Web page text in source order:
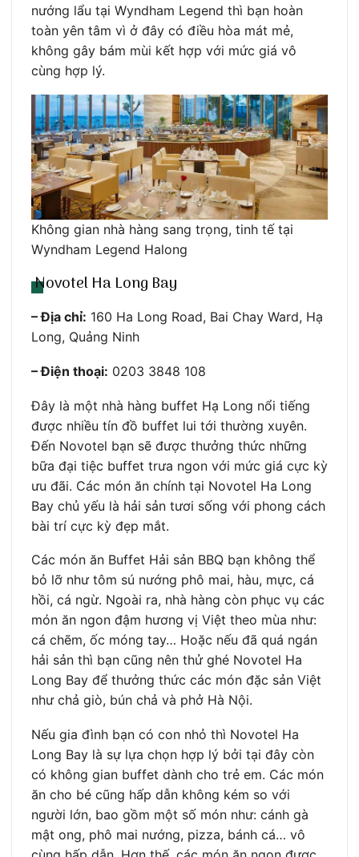
nướng lẩu tại Wyndham Legend thì bạn hoàn
toàn yên tâm vì ở đây có điều hòa mát mẻ,
không gây bám mùi kết hợp với mức giá vô
cùng hợp lý.
Không gian nhà hàng sang trọng, tinh tế tại
Wyndham Legend Halong
Novotel Ha Long Bay
– Địa chỉ: 160 Ha Long Road, Bai Chay Ward, Hạ
Long, Quảng Ninh
– Điện thoại: 0203 3848 108
Đây là một nhà hàng buffet Hạ Long nổi tiếng
được nhiều tín đồ buffet lui tới thường xuyên.
Đến Novotel bạn sẽ được thưởng thức những
bữa đại tiệc buffet trưa ngon với mức giá cực kỳ
ưu đãi. Các món ăn chính tại Novotel Ha Long
Bay chủ yếu là hải sản tươi sống với phong cách
bài trí cực kỳ đẹp mắt.
Các món ăn Buffet Hải sản BBQ bạn không thể
bỏ lỡ như tôm sú nướng phô mai, hàu, mực, cá
hồi, cá ngừ. Ngoài ra, nhà hàng còn phục vụ các
món ăn ngon đậm hương vị Việt theo mùa như:
cá chẽm, ốc móng tay… Hoặc nếu đã quá ngán
hải sản thì bạn cũng nên thử ghé Novotel Ha
Long Bay để thưởng thức các món đặc sản Việt
như chả giò, bún chả và phở Hà Nội.
Nếu gia đình bạn có con nhỏ thì Novotel Ha
Long Bay là sự lựa chọn hợp lý bởi tại đây còn
có không gian buffet dành cho trẻ em. Các món
ăn cho bé cũng hấp dẫn không kém so với
người lớn, bao gồm một số món như: cánh gà
mật ong, phô mai nướng, pizza, bánh cá… vô